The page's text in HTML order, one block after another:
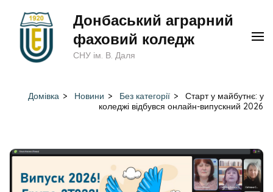
(натисніть
Донбаський аграрний
фаховий коледж
СНУ ім. В. Даля
Домівка > Новини > Без категорії >
Старт у майбутнє: у
коледжі відбувся онлайн-випускний 2026